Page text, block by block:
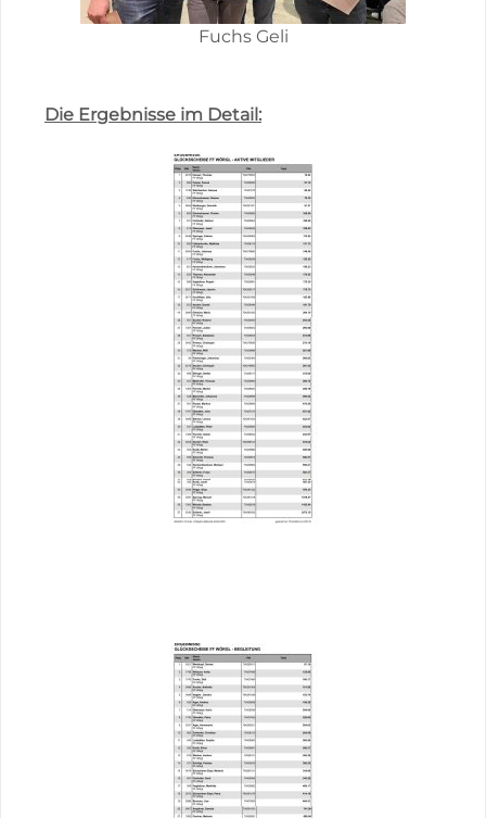
Fuchs Geli
Die Ergebnisse im Detail: